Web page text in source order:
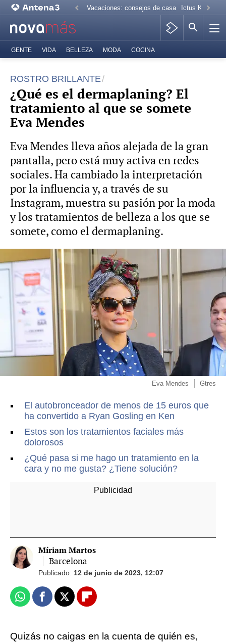
Vacaciones: consejos de casa Ictus Kiko
GENTE VIDA BELLEZA MODA COCINA
ROSTRO BRILLANTE
¿Qué es el dermaplaning? El
tratamiento al que se somete
Eva Mendes
Eva Mendes lleva años alejada de la gran
pantalla, pero está muy activa en redes
sociales. Ha cambiado la interpretación
por la influencia y, a través de su
Instagram, muestra su pasión por la moda
y los tratamientos de belleza a los que se
somete, como el dermaplaning.
Eva Mendes Gtres
El autobronceador de menos de 15 euros que
ha convertido a Ryan Gosling en Ken
Estos son los tratamientos faciales más
dolorosos
¿Qué pasa si me hago un tratamiento en la
cara y no me gusta? ¿Tiene solución?
Míriam Martos
Barcelona
Publicado: 12 de junio de 2023, 12:07
WhatsappFacebook
X Flipboard
Quizás no caigas en la cuenta de quién es,